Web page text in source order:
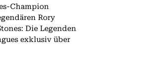
Champion
Rory
exklusiv über